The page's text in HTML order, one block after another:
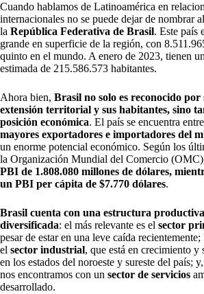
Cuando hablamos de Latinoamérica en
internacionales no se puede dejar de nombrar
la República Federativa de Brasil. Este país
grande en superficie de la región, con
quinto en el mundo. A enero de 2023, tienen
estimada de 215.586.573 habitantes.
Ahora bien, Brasil no solo es reconocido por
extensión territorial y sus habitantes, sino
posición económica. El país se encuentra
mayores exportadores e importadores del
un enorme potencial económico. Según los
la Organización Mundial del Comercio
PBI de 1.808.080 millones de dólares,
un PBI per cápita de $7.770 dólares.
Brasil cuenta con una estructura productiva
diversificada: el más relevante es el sector
pesar de estar en una leve caída recientemente;
el sector industrial, que está en crecimiento y
en los estados del noroeste y sureste del país;
nos encontramos con un sector de servicios
desarrollado.